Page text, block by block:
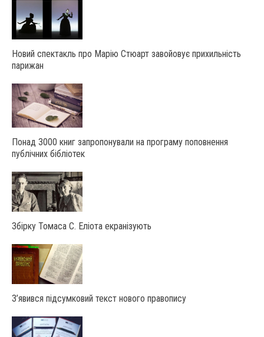
Новий спектакль про Марію Стюарт завойовує прихильність
парижан
Понад 3000 книг запропонували на програму поповнення
публічних бібліотек
Збірку Томаса С. Еліота екранізують
З’явився підсумковий текст нового правопису